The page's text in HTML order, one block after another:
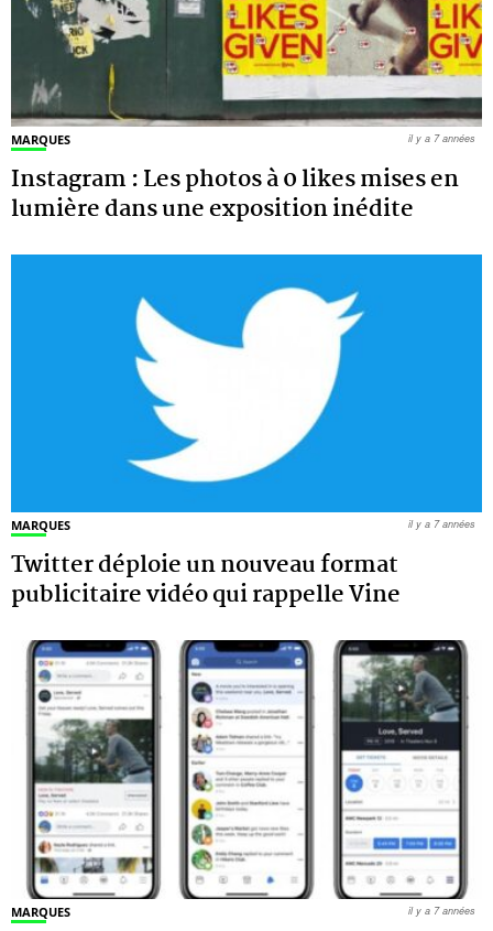
MARQUES
Instagram : Les photos à 0 likes mises en
lumière dans une exposition inédite
il y a 7 années
MARQUES
Twitter déploie un nouveau format
publicitaire vidéo qui rappelle Vine
il y a 7 années
MARQUES il y a 7 années